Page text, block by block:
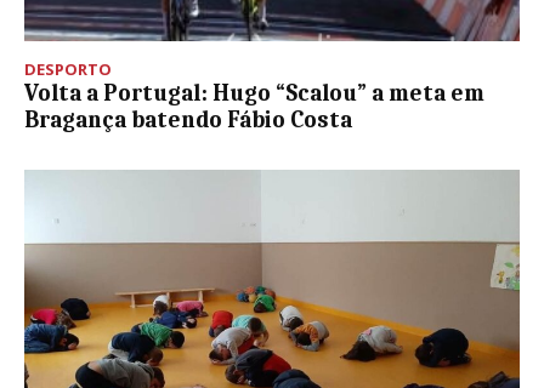
DESPORTO
Volta a Portugal: Hugo “Scalou” a meta em
Bragança batendo Fábio Costa